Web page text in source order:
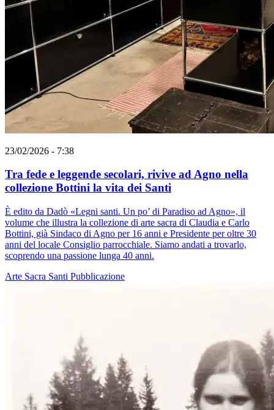
23/02/2026 - 7:38
Tra fede e leggende secolari, rivive ad Agno nella
collezione Bottini la vita dei Santi
È edito da Dadò «Legni santi. Un po’ di Paradiso ad Agno», il
volume che illustra la collezione di arte sacra di Claudia e Carlo
Bottini, già Sindaco di Agno per 16 anni e Presidente per oltre 30
anni del locale Consiglio parrocchiale. Siamo andati a trovarlo,
scoprendo una passione lunga 40 anni.
Arte Sacra Santi Pubblicazione